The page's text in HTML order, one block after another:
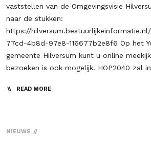
vaststellen van de Omgevingsvisie
naar de stukken:
https://
77cd-4b8d-97e8-116677b2e8f6 Op het
gemeente Hilversum kunt u online
bezoeken is ook mogelijk. HOP2040 zal
READ MORE
NIEUWS